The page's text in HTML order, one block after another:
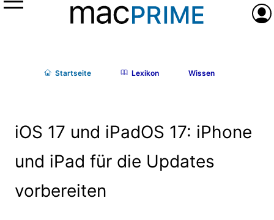
Menü
Startseite Lexikon Wissen
iOS 17 und iPadOS 17: iPhone
und iPad für die Updates
vorbereiten